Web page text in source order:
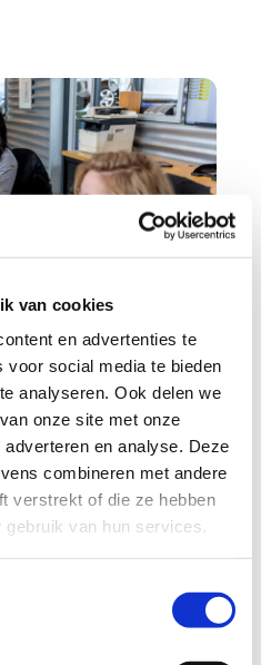
van cookies
en advertenties te
voor social media te bieden
analyseren. Ook delen we
onze site met onze
en analyse. Deze
combineren met andere
verstrekt of die ze hebben
van hun services.
in klantcontact
naar positieve
hoe je rustig,
kunt reageren, zelfs in
In deze workshop